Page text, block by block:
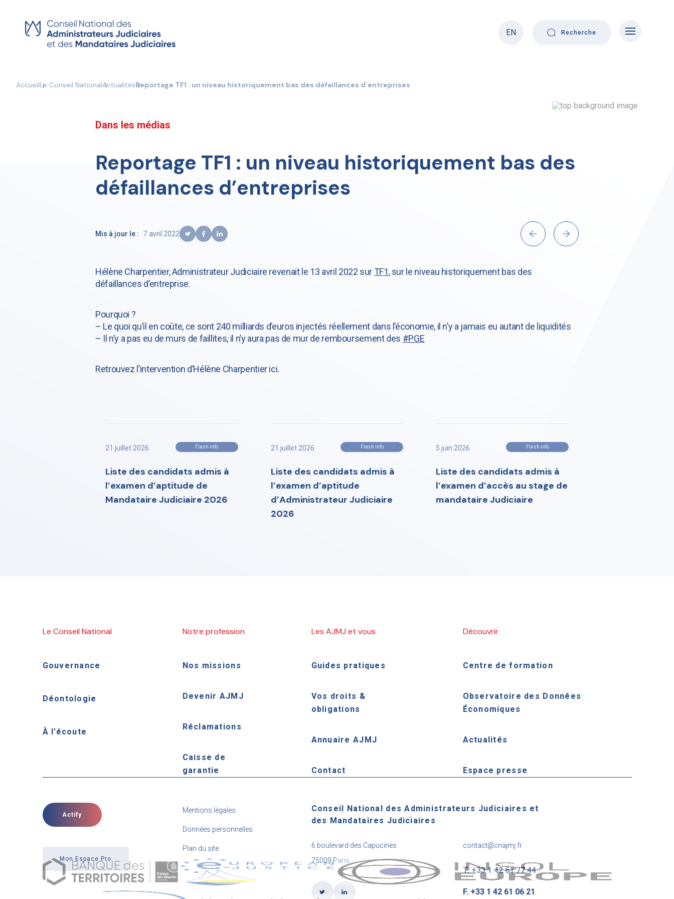
content
EN
Recherche
AccueilLe Conseil NationalActualitésReportage TF1 : un niveau historiquement bas des défaillances d’entreprises
Dans les médias
Reportage TF1 : un niveau historiquement bas des
défaillances d’entreprises
Mis à jour le : 7 avril 2022
Hélène Charpentier, Administrateur Judiciaire revenait le 13 avril 2022 surTF1, sur le niveau historiquement bas des
défaillances d’entreprise.
Pourquoi ?
– Le quoi qu’il en coûte, ce sont 240 milliards d’euros injectés réellement dans l’économie, il n’y a jamais eu autant de liquidités
– Il n’y a pas eu de murs de faillites, il n’y aura pas de mur de remboursement des #PGE
Retrouvez l’intervention d’Hélène Charpentier ici.
21 juillet 2026 Flash info
Liste des candidats admis à
l’examen d’aptitude de
Mandataire Judiciaire 2026
21 juillet 2026 Flash info
Liste des candidats admis à
l’examen d’aptitude
d’Administrateur Judiciaire
2026
5 juin 2026 Flash info
Liste des candidats admis à
l’examen d’accès au stage de
mandataire Judiciaire
Le Conseil National
Gouvernance
Déontologie
À l’écoute
Notre profession
Nos missions
Devenir AJMJ
Réclamations
Caisse de
garantie
Les AJMJ et vous
Guides pratiques
Vos droits &
obligations
Annuaire AJMJ
Contact
Découvrir
Centre de formation
Observatoire des Données
Économiques
Actualités
Espace presse
Actify
Mon Espace Pro
Mentions légales
Données personnelles
Plan du site
Conseil National des Administrateurs Judiciaires et
des Mandataires Judiciaires
6 boulevard des Capucines
75009 Paris
contact@cnajmj.fr
T. +33 1 42 61 77 44
F. +33 1 42 61 06 21